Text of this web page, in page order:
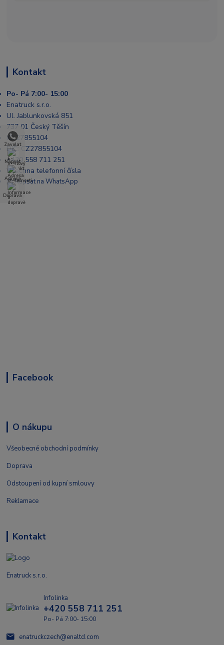
Zavolat
Napsat
Adresa
Doprava
Kontakt
Po- Pá 7:00- 15:00
Enatruck s.r.o.
Ul. Jablunkovská 851
737 01 Český Těšín
IČ: 27855104
DIČ: CZ27855104
+420 558 711 251
Všechna telefonní čísla
📩 Napsat na WhatsApp
Facebook
O nákupu
Všeobecné obchodní podmínky
Doprava
Odstoupení od kupní smlouvy
Reklamace
Kontakt
Enatruck s.r.o.
Infolinka
+420 558 711 251
Po- Pá 7:00- 15:00
enatruckczech@enaltd.com